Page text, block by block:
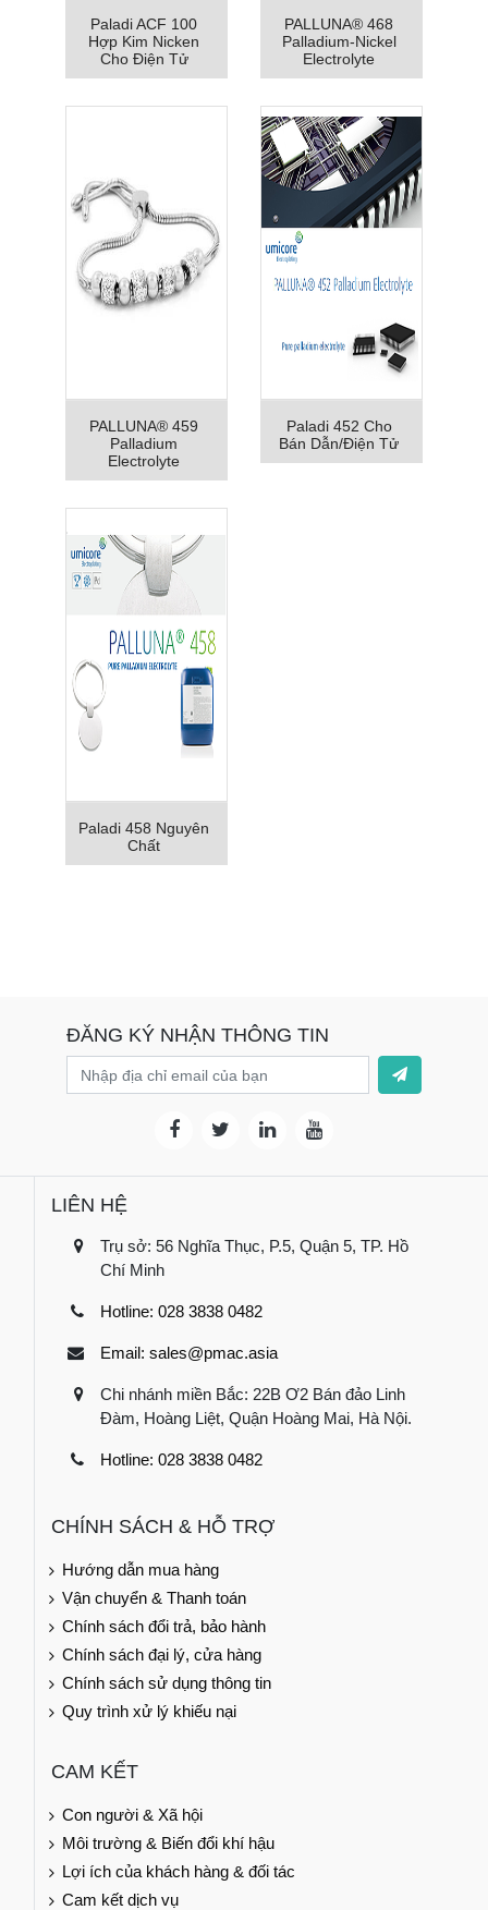
Paladi ACF 100
Hợp Kim Nicken
Cho Điện Tử
PALLUNA® 468
Palladium-Nickel
Electrolyte
PALLUNA® 459
Palladium
Electrolyte
Paladi 452 Cho
Bán Dẫn/Điện Tử
Paladi 458 Nguyên
Chất
ĐĂNG KÝ NHẬN THÔNG TIN
LIÊN HỆ
Trụ sở: 56 Nghĩa Thục, P.5, Quận 5, TP. Hồ
Chí Minh
Hotline: 028 3838 0482
Email: sales@pmac.asia
Chi nhánh miền Bắc: 22B Ơ2 Bán đảo Linh
Đàm, Hoàng Liệt, Quận Hoàng Mai, Hà Nội.
Hotline: 028 3838 0482
CHÍNH SÁCH & HỖ TRỢ
Hướng dẫn mua hàng
Vận chuyển & Thanh toán
Chính sách đổi trả, bảo hành
Chính sách đại lý, cửa hàng
Chính sách sử dụng thông tin
Quy trình xử lý khiếu nại
CAM KẾT
Con người & Xã hội
Môi trường & Biến đổi khí hậu
Lợi ích của khách hàng & đối tác
Cam kết dịch vụ